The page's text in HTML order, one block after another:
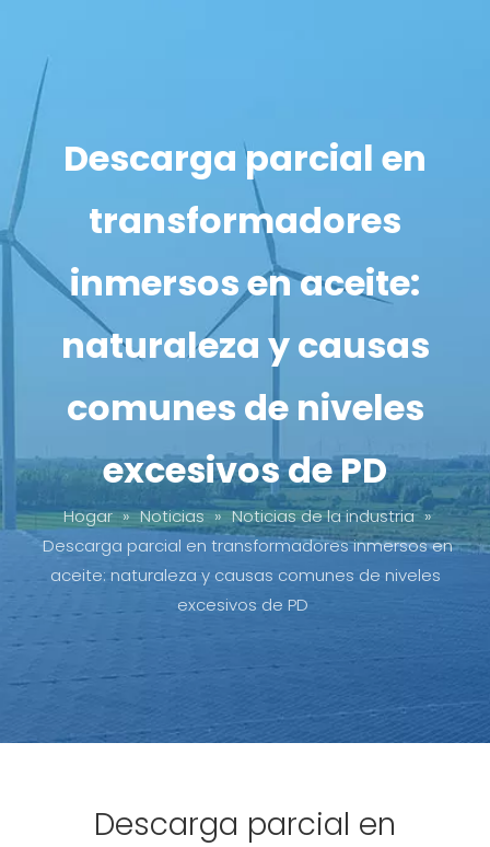
Descarga parcial en
transformadores
inmersos en aceite:
naturaleza y causas
comunes de niveles
excesivos de PD
Hogar » Noticias » Noticias de la industria »
Descarga parcial en transformadores inmersos en
aceite: naturaleza y causas comunes de niveles
excesivos de PD
Descarga parcial en